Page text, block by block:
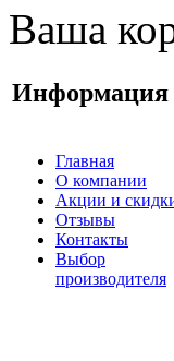
Ваша
Информация
Главная
О компании
Акции и
Отзывы
Контакты
Выбор
производителя